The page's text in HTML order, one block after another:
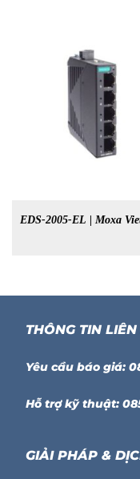
EDS-2005-EL | Moxa
THÔNG TIN LIÊN
Yêu cầu báo giá:
Hỗ trợ kỹ thuật:
GIẢI PHÁP &